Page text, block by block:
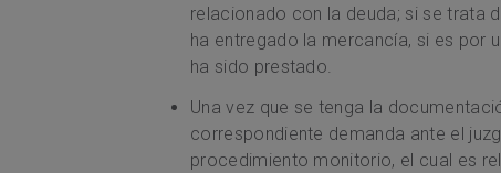
relacionado con la deuda; si se trata
ha entregado la mercancía, si es por
ha sido prestado.
Una vez que se tenga la
correspondiente demanda ante el
procedimiento monitorio, el cual es